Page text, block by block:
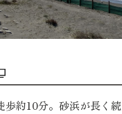
歩約10分。砂浜が長く